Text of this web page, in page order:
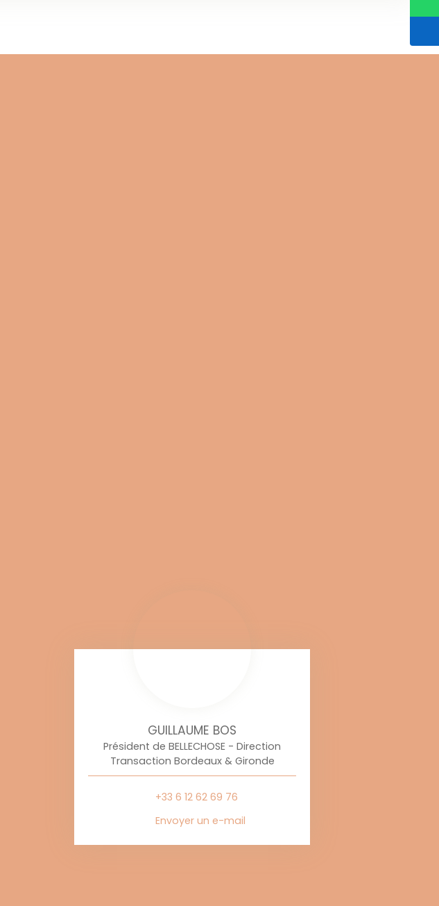
GUILLAUME BOS
Président de BELLECHOSE - Direction
Transaction Bordeaux & Gironde
+33 6 12 62 69 76
Envoyer un e-mail